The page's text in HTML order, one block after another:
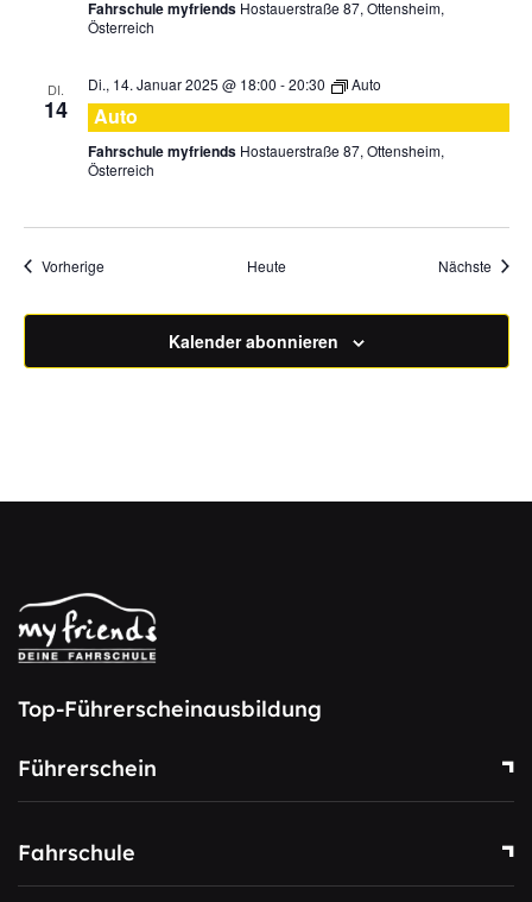
Fahrschule myfriends Hostauerstraße 87, Ottensheim,
Österreich
DI.
14
Di., 14. Januar 2025 @ 18:00 -20:30 Auto
Auto
Fahrschule myfriends Hostauerstraße 87, Ottensheim,
Österreich
VorherigeVeranstaltungen Heute Nächste
Kalender abonnieren
Top-Führerscheinausbildung
Führerschein
Fahrschule